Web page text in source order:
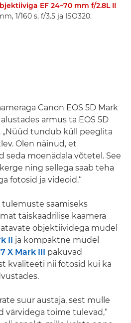
EF 24–70 mm f/2.8L II
1/160 s, f/3.5 ja ISO320.
Canon EOS 5D Mark
armus ta EOS 5D
„Nüüd tundub küll peeglita
Olen näinud, et
seda moenädala võtetel. See
ning sellega saab teha
fotosid ja videoid.“
tulemuste saamiseks
täiskaadrilise kaamera
objektiividega mudel
II ja kompaktne mudel
X Mark III pakuvad
kvaliteeti nii fotosid kui ka
suur austaja, sest mulle
värvidega toime tulevad,“